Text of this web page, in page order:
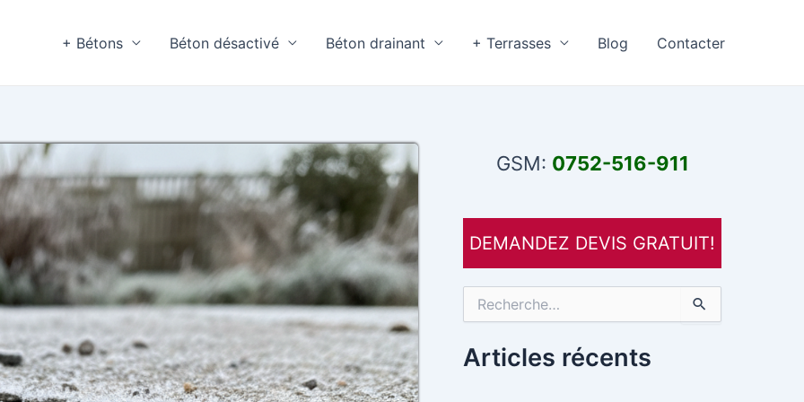
+ Bétons Béton désactivé Béton drainant + Terrasses Blog Contacter
GSM: 0752-516-911
DEMANDEZ DEVIS GRATUIT!
h
e
Articles récents